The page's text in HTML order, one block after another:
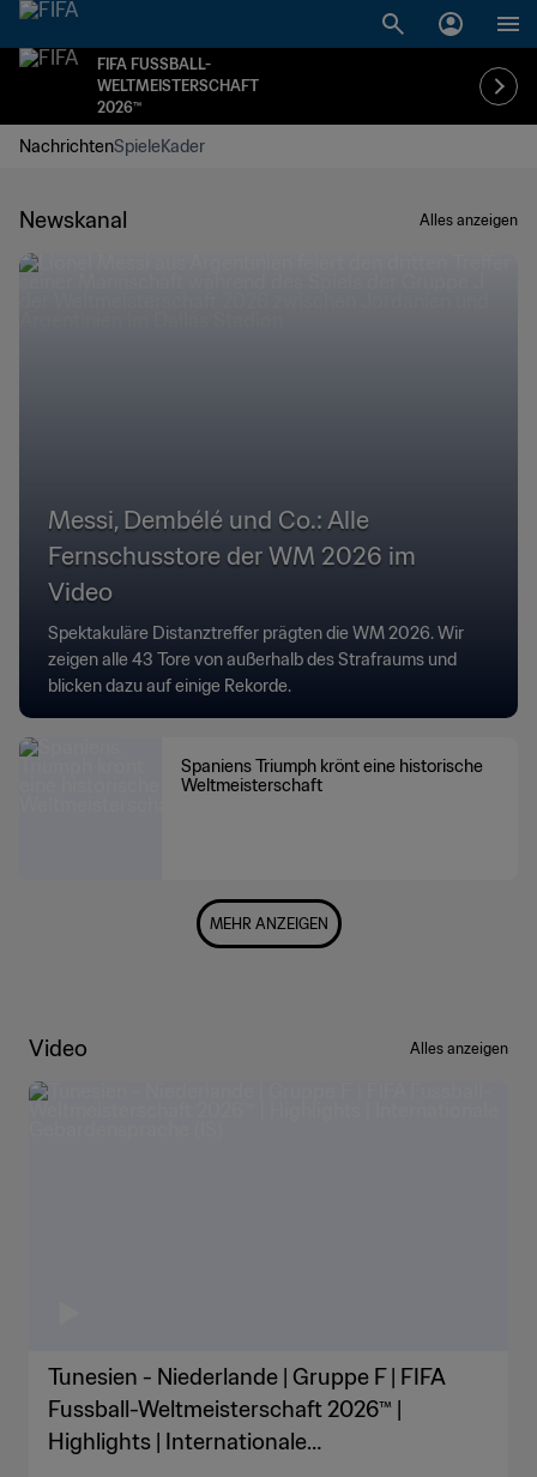
FIFA FUSSBALL-
WELTMEISTERSCHAFT
2026™
NachrichtenSpieleKader
Newskanal Alles anzeigen
Messi, Dembélé und Co.: Alle
Fernschusstore der WM 2026 im
Video
Spektakuläre Distanztreffer prägten die WM 2026. Wir
zeigen alle 43 Tore von außerhalb des Strafraums und
blicken dazu auf einige Rekorde.
Spaniens Triumph krönt eine historische
Weltmeisterschaft
MEHR ANZEIGEN
Video Alles anzeigen
Tunesien - Niederlande | Gruppe F | FIFA
Fussball-Weltmeisterschaft 2026™ |
Highlights | Internationale